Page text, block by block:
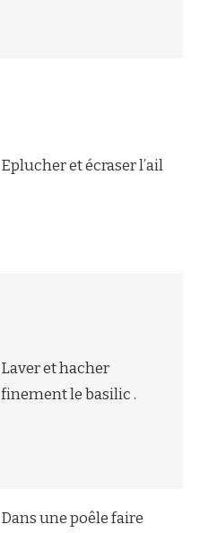
Eplucher et écraser l’ail
Laver et hacher
finement le basilic .
Dans une poêle faire